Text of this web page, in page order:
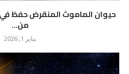
حيوان الماموث المنقرض حفظ في
من...
يناير 1, 2026